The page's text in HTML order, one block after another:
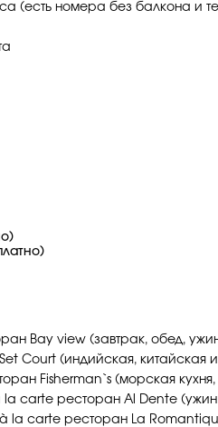
(есть номера без балкона и
Bay view (завтрак, обед,
Court (индийская, китайская и
Fisherman`s (морская
la carte ресторан Al Dente
la carte ресторан La